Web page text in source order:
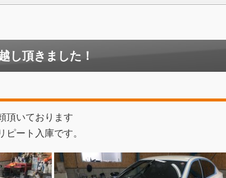
し頂きました！
頂いております
ピート入庫です。